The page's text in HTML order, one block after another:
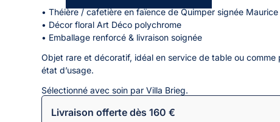
• Théière / cafetière en faïence de Quimper signée Maurice
• Décor floral Art Déco polychrome
• Emballage renforcé & livraison soignée
Objet rare et décoratif, idéal en service de table ou comme
état d’usage.
Sélectionné avec soin par Villa Brieg.
Livraison offerte dès 160 €